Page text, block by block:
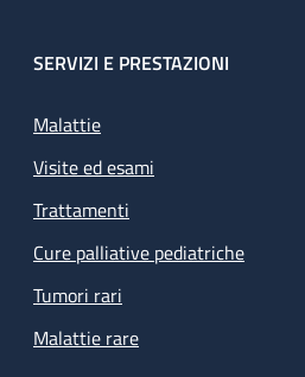
SERVIZI E PRESTAZIONI
Malattie
Visite ed esami
Trattamenti
Cure palliative pediatriche
Tumori rari
Malattie rare